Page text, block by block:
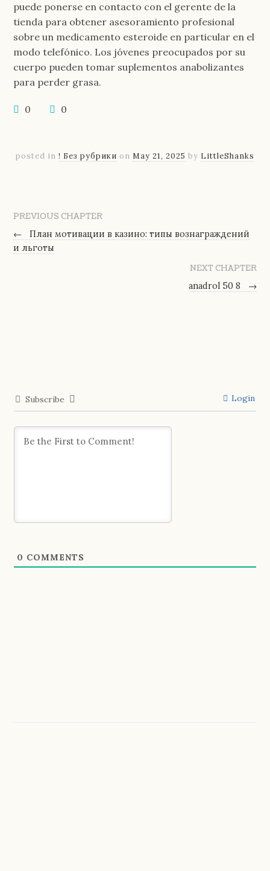
puede ponerse en contacto con el gerente de la
tienda para obtener asesoramiento profesional
sobre un medicamento esteroide en particular en el
modo telefónico. Los jóvenes preocupados por su
cuerpo pueden tomar suplementos anabolizantes
para perder grasa.
0 0
posted in ! Без рубрики on May 21, 2025 by LittleShanks
PREVIOUS CHAPTER
←
План мотивации в казино: типы вознаграждений
и льготы
NEXT CHAPTER
anadrol 50 8
→
Subscribe Login
0 COMMENTS